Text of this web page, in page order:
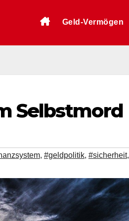
Geld-Vermögen
Selbstmord
, #geldpolitik, #sicherheit,